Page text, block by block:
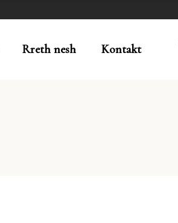
Rreth nesh Kontakt